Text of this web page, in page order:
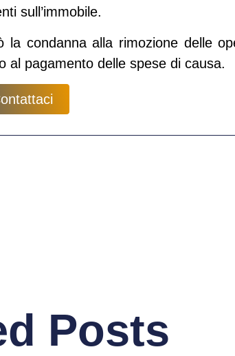
sull’immobile.
condanna alla rimozione delle
al pagamento delle spese di causa.
Posts